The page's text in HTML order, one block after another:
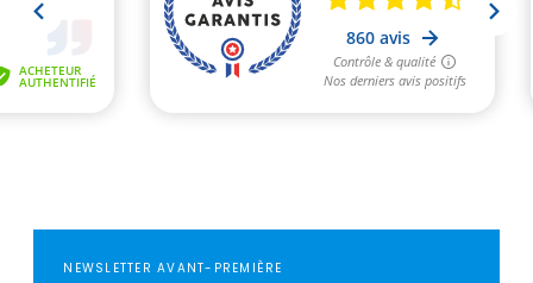
NEWSLETTER AVANT-PREMIÈRE